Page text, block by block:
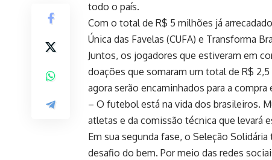
todo o país.
Com o total de R$ 5 milhões já
Única das Favelas (CUFA) e Transforma
Juntos, os jogadores que estiveram em
doações que somaram um total de R$
agora serão encaminhados para a
– O futebol está na vida dos brasileiros.
atletas e da comissão técnica que levará
Em sua segunda fase, o Seleção
desafio do bem. Por meio das redes